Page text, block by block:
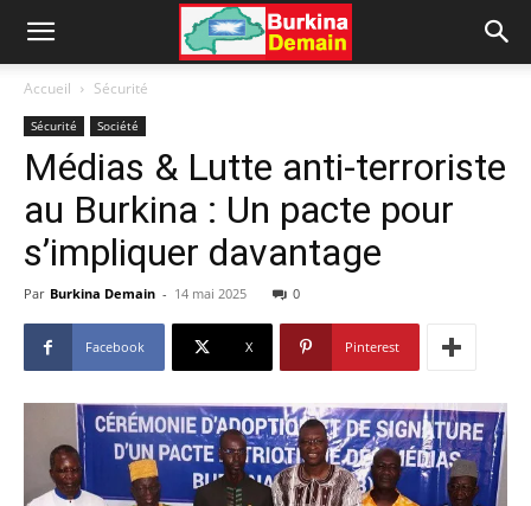
Accueil Sécurité
Sécurité Société
Médias & Lutte anti-terroriste
au Burkina : Un pacte pour
s’impliquer davantage
Par Burkina Demain - 14 mai 2025 0
Facebook X Pinterest